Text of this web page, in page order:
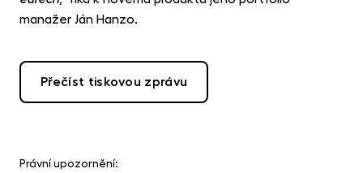
manažer Ján Hanzo.
Přečíst tiskovou zprávu
Právní upozornění: